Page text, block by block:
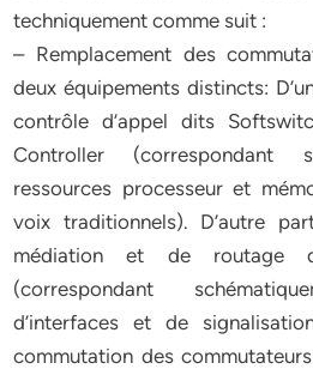
techniquement comme suit :
– Remplacement des
deux équipements distincts:
contrôle d’appel dits
Controller (correspondant
ressources processeur et
voix traditionnels). D’autre
médiation et de routage
(correspondant
d’interfaces et de
commutation des